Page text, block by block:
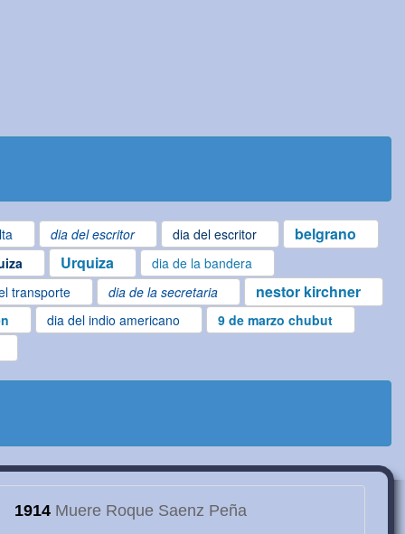
dia del escritor dia del escritor belgrano
Urquiza
dia de la bandera
transporte dia de la secretaria nestor kirchner
dia del indio americano 9 de marzo chubut
1914Muere Roque Saenz Peña